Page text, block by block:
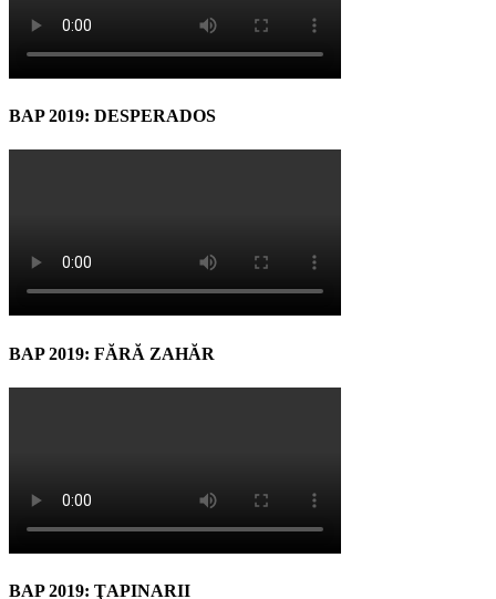
BAP 2019: DESPERADOS
BAP 2019: FĂRĂ ZAHĂR
BAP 2019: ŢAPINARII